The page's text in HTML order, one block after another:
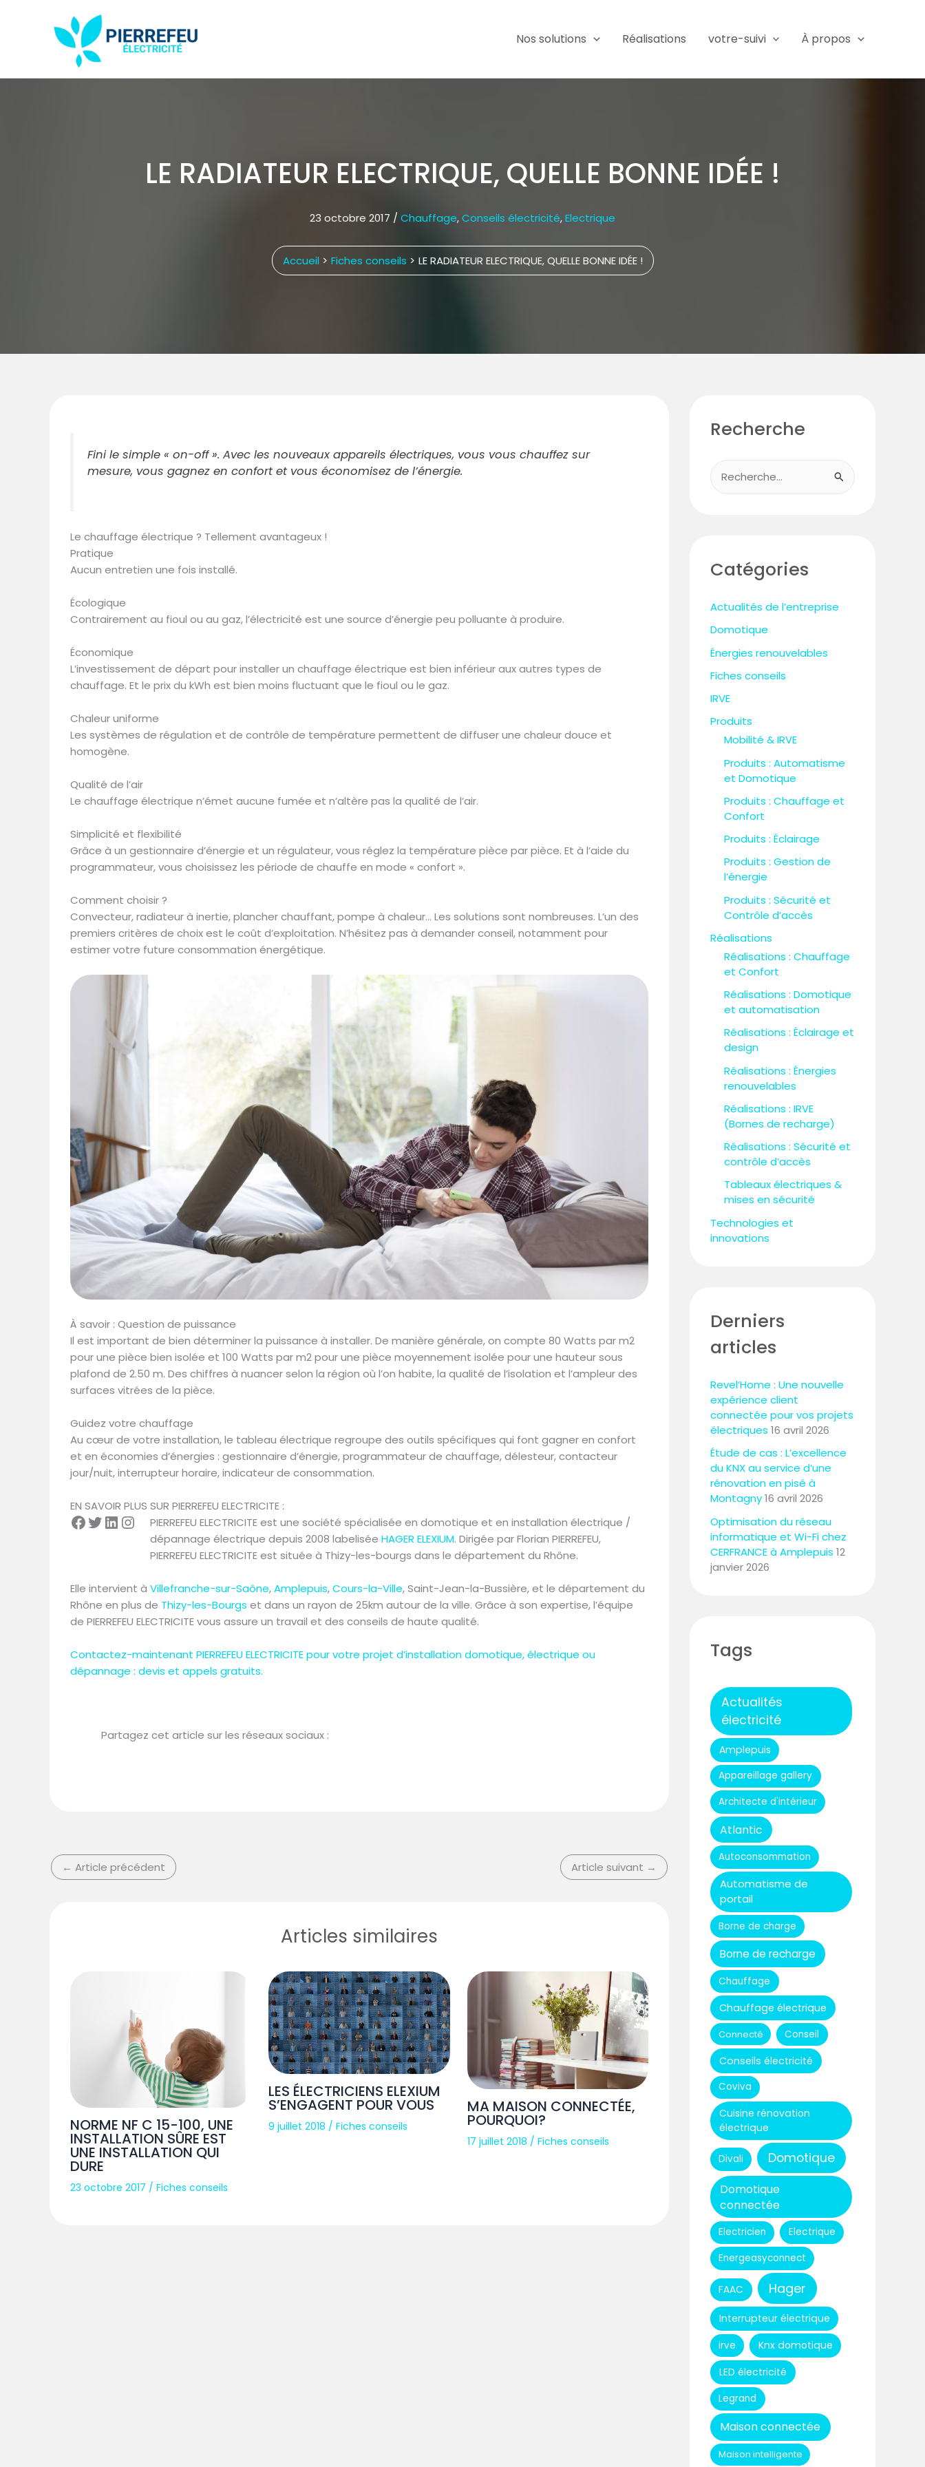
Nos solutions Réalisations votre-suivi À propos
LE RADIATEUR ELECTRIQUE, QUELLE BONNE IDÉE !
23 octobre 2017 / Chauffage,Conseils électricité,Electrique
Accueil Fiches conseils LE RADIATEUR ELECTRIQUE, QUELLE BONNE IDÉE !
Fini le simple « on-off ». Avec les nouveaux appareils électriques, vous vous chauffez sur
mesure, vous gagnez en confort et vous économisez de l’énergie.
Le chauffage électrique ? Tellement avantageux !
Pratique
Aucun entretien une fois installé.
Écologique
Contrairement au fioul ou au gaz, l’électricité est une source d’énergie peu polluante à produire.
Économique
L’investissement de départ pour installer un chauffage électrique est bien inférieur aux autres types de
chauffage. Et le prix du kWh est bien moins fluctuant que le fioul ou le gaz.
Chaleur uniforme
Les systèmes de régulation et de contrôle de température permettent de diffuser une chaleur douce et
homogène.
Qualité de l’air
Le chauffage électrique n’émet aucune fumée et n’altère pas la qualité de l’air.
Simplicité et flexibilité
Grâce à un gestionnaire d’énergie et un régulateur, vous réglez la température pièce par pièce. Et à l’aide du
programmateur, vous choisissez les période de chauffe en mode « confort ».
Comment choisir ?
Convecteur, radiateur à inertie, plancher chauffant, pompe à chaleur… Les solutions sont nombreuses. L’un des
premiers critères de choix est le coût d’exploitation. N’hésitez pas à demander conseil, notamment pour
estimer votre future consommation énergétique.
À savoir : Question de puissance
Il est important de bien déterminer la puissance à installer. De manière générale, on compte 80 Watts par m2
pour une pièce bien isolée et 100 Watts par m2 pour une pièce moyennement isolée pour une hauteur sous
plafond de 2.50 m. Des chiffres à nuancer selon la région où l’on habite, la qualité de l’isolation et l’ampleur des
surfaces vitrées de la pièce.
Guidez votre chauffage
Au cœur de votre installation, le tableau électrique regroupe des outils spécifiques qui font gagner en confort
et en économies d’énergies : gestionnaire d’énergie, programmateur de chauffage, délesteur, contacteur
jour/nuit, interrupteur horaire, indicateur de consommation.
EN SAVOIR PLUS SUR PIERREFEU ELECTRICITE :
PIERREFEU ELECTRICITE est une société spécialisée en domotique et en installation électrique /
dépannage électrique depuis 2008 labelisée HAGER ELEXIUM. Dirigée par Florian PIERREFEU,
PIERREFEU ELECTRICITE est située à Thizy-les-bourgs dans le département du Rhône.
Elle intervient à Villefranche-sur-Saône,Amplepuis,Cours-la-Ville, Saint-Jean-la-Bussière, et le département du
Rhône en plus de Thizy-les-Bourgs et dans un rayon de 25km autour de la ville. Grâce à son expertise, l’équipe
de PIERREFEU ELECTRICITE vous assure un travail et des conseils de haute qualité.
Contactez-maintenant PIERREFEU ELECTRICITE pour votre projet d’installation domotique, électrique ou
dépannage : devis et appels gratuits.
Partagez cet article sur les réseaux sociaux :
← Article précédent Article suivant →
Articles similaires
NORME NF C 15-100, UNE
INSTALLATION SÛRE EST
UNE INSTALLATION QUI
DURE
23 octobre 2017 / Fiches conseils
LES ÉLECTRICIENS ELEXIUM
S’ENGAGENT POUR VOUS
9 juillet 2018 /Fiches conseils
MA MAISON CONNECTÉE,
POURQUOI?
17 juillet 2018 / Fiches conseils
Recherche
R
e
c
h
:
Catégories
Actualités de l’entreprise
Domotique
Énergies renouvelables
Fiches conseils
IRVE
Produits
Mobilité & IRVE
Produits : Automatisme
et Domotique
Produits : Chauffage et
Confort
Produits : Éclairage
Produits : Gestion de
l’énergie
Produits : Sécurité et
Contrôle d’accès
Réalisations
Réalisations : Chauffage
et Confort
Réalisations : Domotique
et automatisation
Réalisations : Éclairage et
design
Réalisations : Énergies
renouvelables
Réalisations : IRVE
(Bornes de recharge)
Réalisations : Sécurité et
contrôle d’accès
Tableaux électriques &
mises en sécurité
Technologies et
innovations
Derniers
articles
Revel’Home : Une nouvelle
expérience client
connectée pour vos projets
électriques 16 avril 2026
Étude de cas : L’excellence
du KNX au service d’une
rénovation en pisé à
Montagny16 avril 2026
Optimisation du réseau
informatique et Wi-Fi chez
CERFRANCE à Amplepuis 12
janvier 2026
Tags
Actualités
électricité
Amplepuis
Appareillage gallery
Architecte d'intérieur
Atlantic
Autoconsommation
Automatisme de
portail
Borne de charge
Borne de recharge
Chauffage
Chauffage électrique
Connecté Conseil
Conseils électricité
Coviva
Cuisine rénovation
électrique
Divali Domotique
Domotique
connectée
Electricien
Electrique
Energeasyconnect
FAAC Hager
Interrupteur électrique
irve
Knx domotique
LED électricité
Legrand
Maison connectée
Maison intelligente